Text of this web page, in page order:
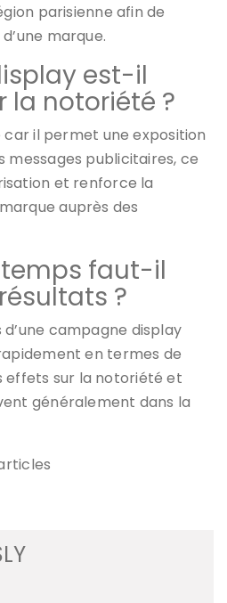
parisienne afin de
marque.
est-il
la notoriété ?
il permet une exposition
messages publicitaires, ce
et renforce la
auprès des
faut-il
?
campagne display
en termes de
effets sur la notoriété et
généralement dans la